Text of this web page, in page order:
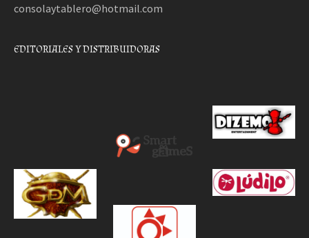
consolaytablero@hotmail.com
EDITORIALES Y DISTRIBUIDORAS